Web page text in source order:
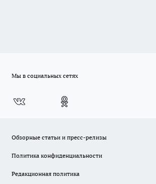
Мы в социальных сетях
Обзорные статьи и пресс-релизы
Политика конфиденциальности
Редакционная политика